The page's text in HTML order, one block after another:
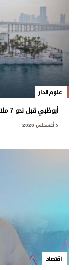
علوم الدار
أبوظبي قبل نحو 7 ملايين عام.. كانت أشبه بمروج السافانا الأفريقية
5 أغسطس 2026
اقتصاد